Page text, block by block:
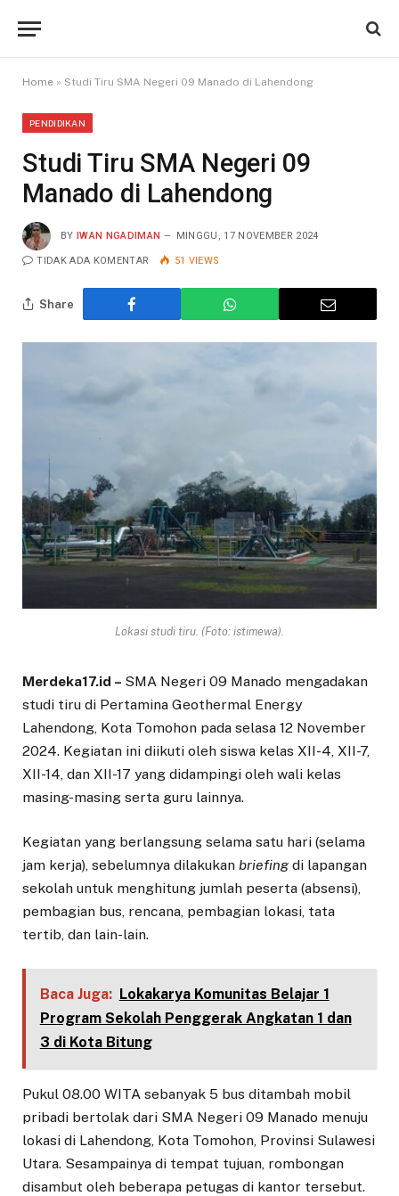
Home » Studi Tiru SMA Negeri 09 Manado di Lahendong
PENDIDIKAN
Studi Tiru SMA Negeri 09
Manado di Lahendong
BY IWAN NGADIMAN MINGGU, 17 NOVEMBER 2024
TIDAK ADA KOMENTAR 51 VIEWS
Share
Lokasi studi tiru. (Foto: istimewa).
Merdeka17.id – SMA Negeri 09 Manado mengadakan
studi tiru di Pertamina Geothermal Energy
Lahendong, Kota Tomohon pada selasa 12 November
2024. Kegiatan ini diikuti oleh siswa kelas XII-4, XII-7,
XII-14, dan XII-17 yang didampingi oleh wali kelas
masing-masing serta guru lainnya.
Kegiatan yang berlangsung selama satu hari (selama
jam kerja), sebelumnya dilakukan briefingdi lapangan
sekolah untuk menghitung jumlah peserta (absensi),
pembagian bus, rencana, pembagian lokasi, tata
tertib, dan lain-lain.
Baca Juga: Lokakarya Komunitas Belajar 1
Program Sekolah Penggerak Angkatan 1 dan
3 di Kota Bitung
Pukul 08.00 WITA sebanyak 5 bus ditambah mobil
pribadi bertolak dari SMA Negeri 09 Manado menuju
lokasi di Lahendong, Kota Tomohon, Provinsi Sulawesi
Utara. Sesampainya di tempat tujuan, rombongan
disambut oleh beberapa petugas di kantor tersebut.